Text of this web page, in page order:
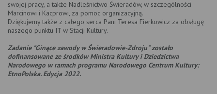
swojej pracy, a także Nadleśnictwo Świeradów, w szczególności
Marcinowi i Kacprowi, za pomoc organizacyjną.
Dziękujemy także z całego serca Pani Teresa Fierkowicz za obsługę
naszego punktu IT w Stacji Kultury.
Zadanie "Ginące zawody w Świeradowie-Zdroju" zostało
dofinansowane ze środków Ministra Kultury i Dziedzictwa
Narodowego w ramach programu Narodowego Centrum Kultury:
EtnoPolska. Edycja 2022.